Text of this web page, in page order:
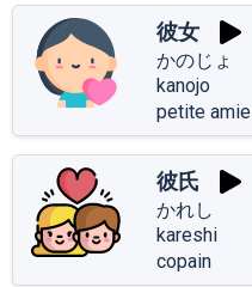
彼女
かのじょ
kanojo
petite amie
彼氏
かれし
kareshi
copain